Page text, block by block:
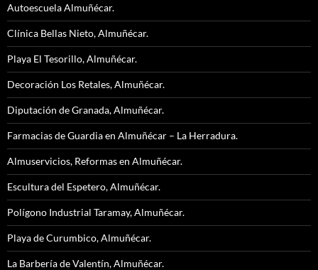
Autoescuela Almuñécar.
Clínica Bellas Nieto, Almuñécar.
Playa El Tesorillo, Almuñécar.
Decoración Los Retales, Almuñécar.
Diputación de Granada, Almuñécar.
Farmacias de Guardia en Almuñécar – La Herradura.
Almuservicios, Reformas en Almuñécar.
Escultura del Espetero, Almuñécar.
Polígono Industrial Taramay, Almuñécar.
Playa de Curumbico, Almuñécar.
La Barbería de Valentín, Almuñécar.